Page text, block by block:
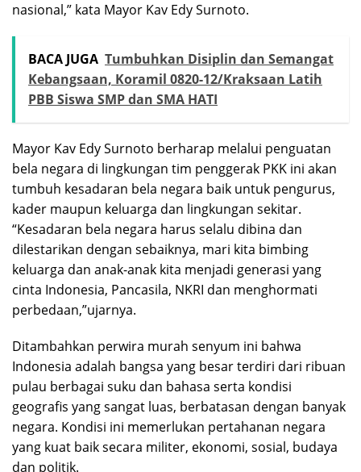
nasional,” kata Mayor Kav Edy Surnoto.
BACA JUGA Tumbuhkan Disiplin dan Semangat
Kebangsaan, Koramil 0820-12/Kraksaan Latih
PBB Siswa SMP dan SMA HATI
Mayor Kav Edy Surnoto berharap melalui penguatan
bela negara di lingkungan tim penggerak PKK ini akan
tumbuh kesadaran bela negara baik untuk pengurus,
kader maupun keluarga dan lingkungan sekitar.
“Kesadaran bela negara harus selalu dibina dan
dilestarikan dengan sebaiknya, mari kita bimbing
keluarga dan anak-anak kita menjadi generasi yang
cinta Indonesia, Pancasila, NKRI dan menghormati
perbedaan,”ujarnya.
Ditambahkan perwira murah senyum ini bahwa
Indonesia adalah bangsa yang besar terdiri dari ribuan
pulau berbagai suku dan bahasa serta kondisi
geografis yang sangat luas, berbatasan dengan banyak
negara. Kondisi ini memerlukan pertahanan negara
yang kuat baik secara militer, ekonomi, sosial, budaya
dan politik.